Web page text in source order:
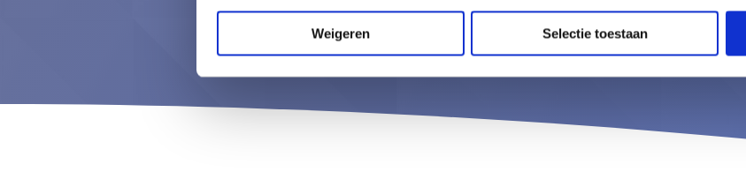
Weigeren Selectie toestaanVraag